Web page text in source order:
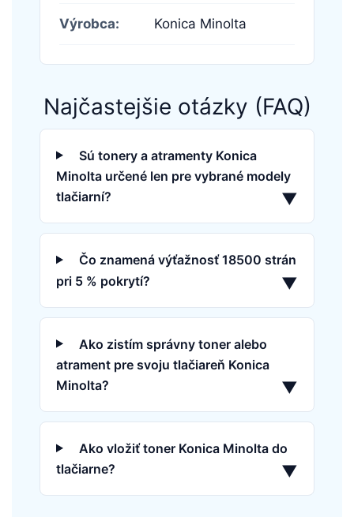
Výrobca: Konica Minolta
Najčastejšie otázky (FAQ)
Sú tonery a atramenty Konica
Minolta určené len pre vybrané modely
tlačiarní?
▼
Čo znamená výťažnosť 18500 strán
pri 5 % pokrytí?
▼
Ako zistím správny toner alebo
atrament pre svoju tlačiareň Konica
Minolta?
▼
Ako vložiť toner Konica Minolta do
tlačiarne?
▼